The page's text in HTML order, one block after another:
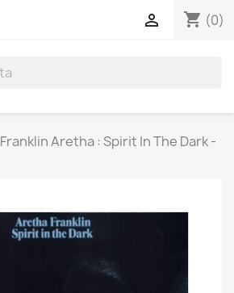
shopping_cart (0)

Franklin Aretha : Spirit In The Dark -